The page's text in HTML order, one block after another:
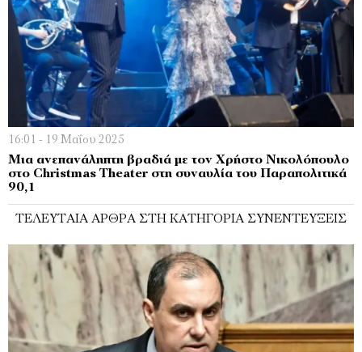
16:01 - 19 Μαΐου 2025
Μια ανεπανάληπτη βραδιά με τον Χρήστο Νικολόπουλο
στο Christmas Theater στη συναυλία του Παραπολιτικά
90,1
ΤΕΛΕΥΤΑΊΑ ΆΡΘΡΑ ΣΤΗ ΚΑΤΗΓΟΡΊΑ ΣΥΝΕΝΤΕΎΞΕΙΣ